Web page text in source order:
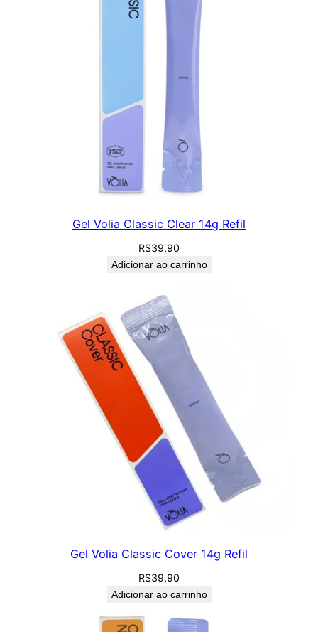
Gel Volia Classic Clear 14g Refil
R$39,90
Adicionar ao carrinho
Gel Volia Classic Cover 14g Refil
R$39,90
Adicionar ao carrinho